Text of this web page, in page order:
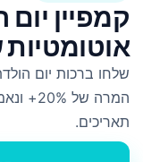
קמפיין
שלחו ברכות יום
המרה
תאריכים.